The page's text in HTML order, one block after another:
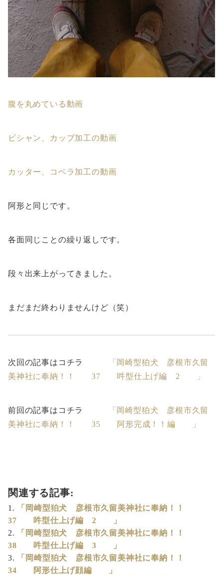
腹を丸めている動画
ビシャン、カップ加工の動画
カッター、コベラ加工の動画
阿形と同じです。
各面同じことの繰り返しです。
段々出来上がってきました。
まだまだ終わりませんけど（笑）
次回の記事はコチラ
「岡崎型狛犬 彦根市久留
美神社に奉納！！ 37 吽型仕上げ編 2 」
前回の記事はコチラ
「岡崎型狛犬 彦根市久留
美神社に奉納！！ 35 阿形完成！！編 」
関連する記事:
「岡崎型狛犬 彦根市久留美神社に奉納！！
37 吽型仕上げ編 2 」
「岡崎型狛犬 彦根市久留美神社に奉納！！
38 吽型仕上げ編 3 」
「岡崎型狛犬 彦根市久留美神社に奉納！！
34 阿形仕上げ顔編 」